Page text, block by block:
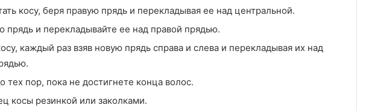
косу, беря правую прядь и перекладывая ее над центральной.
прядь и перекладывайте ее над правой прядью.
каждый раз взяв новую прядь справа и слева и перекладывая их над
тех пор, пока не достигнете конца волос.
косы резинкой или заколками.